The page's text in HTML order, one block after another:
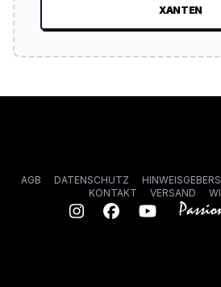
XANTEN
AGB DATENSCHUTZ
KONTAKT
VERSAND